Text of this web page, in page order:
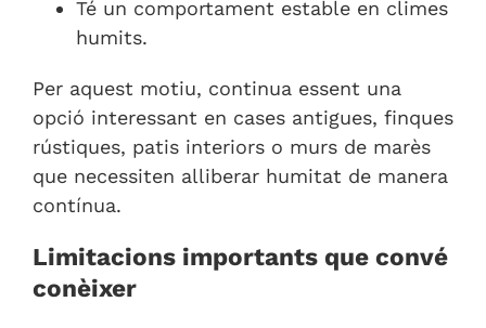
Té un comportament estable en climes
humits.
Per aquest motiu, continua essent una
opció interessant en cases antigues, finques
rústiques, patis interiors o murs de marès
que necessiten alliberar humitat de manera
contínua.
Limitacions importants que convé
conèixer